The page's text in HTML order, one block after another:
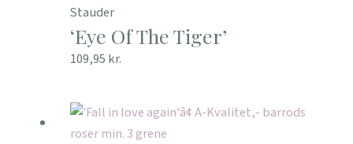
Stauder
‘Eye Of The Tiger’
109,95 kr.